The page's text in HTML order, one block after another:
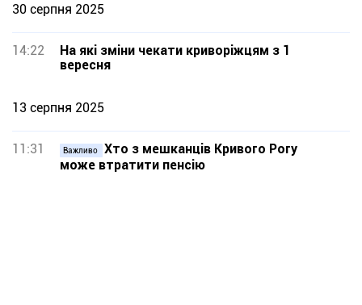
30 серпня 2025
14:22
На які зміни чекати криворіжцям з 1
вересня
13 серпня 2025
11:31 Важливо
Хто з мешканців Кривого Рогу
може втратити пенсію